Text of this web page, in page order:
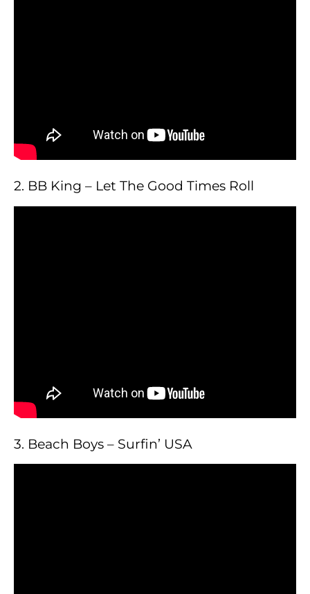
2. BB King – Let The Good Times Roll
3. Beach Boys – Surfin’ USA